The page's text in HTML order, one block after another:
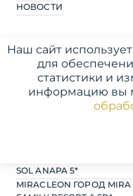
Наш сайт
для
статистики и
информацию вы
НОВОСТИ
ОТЕЛИ
MIRACLEON DUSIT THANI
RESORT & SPA ANAPA 5*
MIRACLEON FЮNF
RESORT & SPA ANAPA 5*
SOL ANAPA 5*
MIRACLEON ГОРОД MIRA